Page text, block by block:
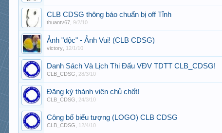
CLB CDSG thông báo chuẩn bị off Tỉnh
thuantv67 ,9/2/10
Ảnh "độc" - Ảnh Vui! (CLB CDSG)
victory 12/1/10
Danh Sách Và Lịch Thi Đấu VĐV TDTT CLB_CDSG!
CLB_CDSG 28/3/10
Đăng ký thành viên chủ chốt!
CLB_CDSG 24/3/10
Công bố biểu tượng (LOGO) CLB CDSG
CLB_CDSG 12/4/10